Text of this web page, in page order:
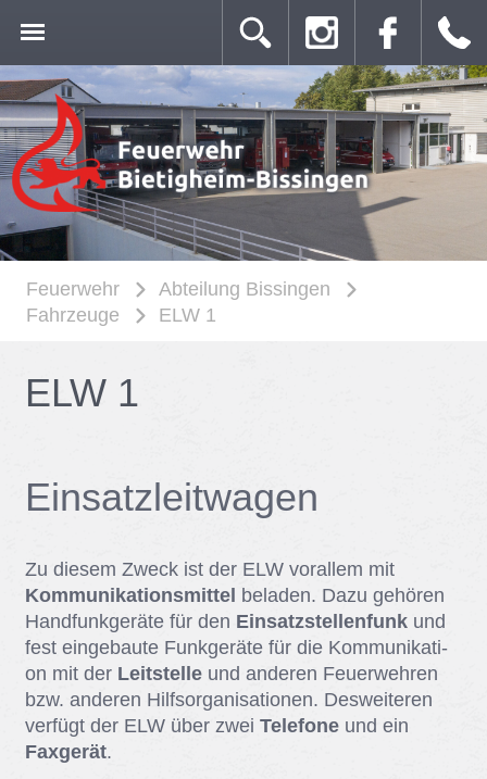
Feuerwehr
Abteilung Bissingen
Fahrzeuge
ELW 1
ELW 1
Ein­satz­leit­wa­gen
Zu die­sem Zweck ist der ELW vor­al­lem mit
Kommunikationsmittel be­la­den. Dazu ge­hö­ren
Hand­funk­ge­rä­te für den Einsatzstellenfunkund
fest ein­ge­bau­te Funk­ge­rä­te für die Kom­mu­ni­ka­ti­
on mit der Leitstelleund an­de­ren Feu­er­weh­ren
bzw. an­de­ren Hilfs­or­ga­ni­sa­tio­nen. Des­wei­te­ren
ver­fügt der ELW über zwei Telefoneund ein
Faxgerät.